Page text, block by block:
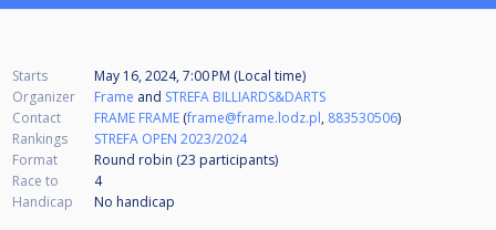
Starts
May 16, 2024, 7:00 PM (Local time)
Organizer
Frame and STREFA BILLIARDS&DARTS
Contact
FRAME FRAME (frame@frame.lodz.pl, 883530506)
Rankings
STREFA OPEN 2023/2024
Format
Round robin (23 participants)
Race to
4
Handicap
No handicap